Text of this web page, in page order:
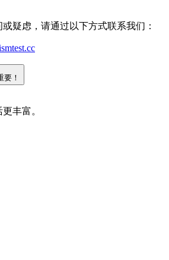
疑虑，请通过以下方式联系我们：
要！
丰富。